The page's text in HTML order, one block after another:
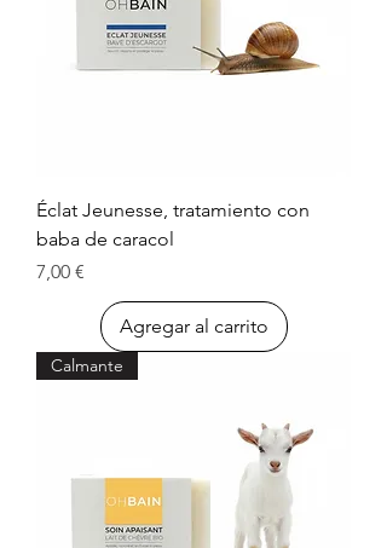
Éclat Jeunesse, tratamiento con
baba de caracol
Precio
7,00 €
Agregar al carrito
Calmante